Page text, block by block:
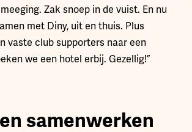
Zak snoep in de vuist. En nu
met Diny, uit en thuis. Plus
vaste club supporters naar een
we een hotel erbij. Gezellig!”
samenwerken